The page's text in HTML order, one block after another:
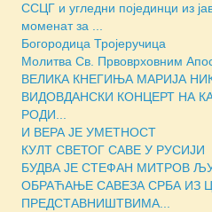
ССЦГ и угледни појединци из
моменат за ...
Богородица Тројеручица
Молитва Св. Првоврховним
ВЕЛИКА КНЕГИЊА МАРИЈА
ВИДОВДАНСКИ КОНЦЕРТ НА
РОДИ...
И ВЕРА ЈЕ УМЕТНОСТ
КУЛТ СВЕТОГ САВЕ У РУСИЈИ
БУДВА ЈЕ СТЕФАН МИТРОВ
ОБРАЋАЊЕ САВЕЗА СРБА ИЗ
ПРЕДСТАВНИШТВИМА...